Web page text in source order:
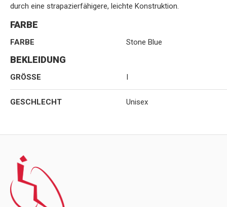
durch eine strapazierfähigere, leichte Konstruktion.
FARBE
FARBE Stone Blue
BEKLEIDUNG
GRÖSSE I
GESCHLECHT Unisex